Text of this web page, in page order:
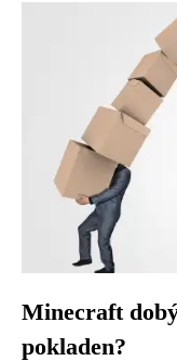
Minecraft
pokladen?